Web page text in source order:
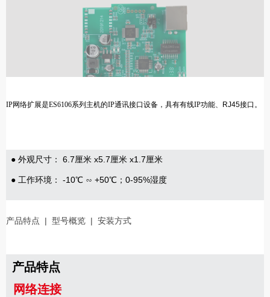
IP网络扩展是ES6106系列主机的IP通讯接口设备，具有有线IP功能、 RJ45接口 。
● 外观尺寸： 6.7厘米 x5.7厘米 x1.7厘米
● 工作环境： -10℃ ∽ +50℃；0-95%湿度
产品特点 | 型号概览 | 安装方式
产品特点
网络连接